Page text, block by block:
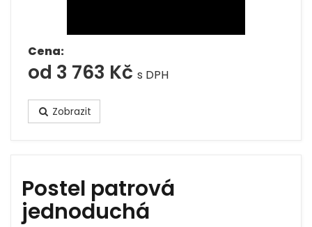
Cena:
od 3 763 Kč s DPH
Zobrazit
Postel patrová
jednoduchá